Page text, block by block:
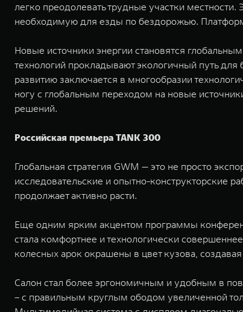
легко преодолевать трудные участки
необходимую для езды по бездорожью.
Новые источники энергии становятся
технологий прокладывают экологичный путь
развитию заключается в многообразии
ногу с глобальным переходом на новые
решений.
Российская премьера TANK 300
Глобальная стратегия GWM — это не просто
исследовательские и опытно-конструкторские
продолжает активно расти.
Еще одним ярким акцентом программы
стала комфортнее и технологически
колесных арок окрашены в цвет кузова,
Салон стал более эргономичным и удобным в
– с правильным круглым ободом увеличенной